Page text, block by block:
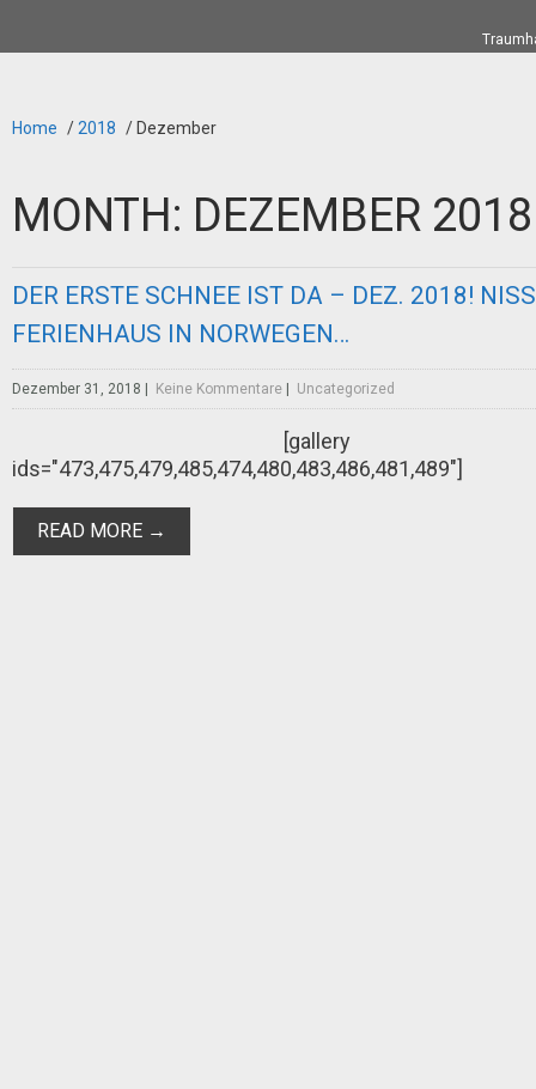
Home / 2018 / Dezember
MONTH: DEZEMBER 2018
DER ERSTE SCHNEE IST DA – DEZ. 2018!
FERIENHAUS IN NORWEGEN…
Dezember 31, 2018 Keine Kommentare Uncategorized
[gallery
ids="473,475,479,485,474,480,483,486,481,489"]
READ MORE →